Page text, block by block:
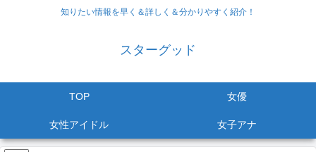
知りたい情報を早く＆詳しく＆分かりやすく紹介！
スターグッド
TOP 女優
女性アイドル 女子アナ